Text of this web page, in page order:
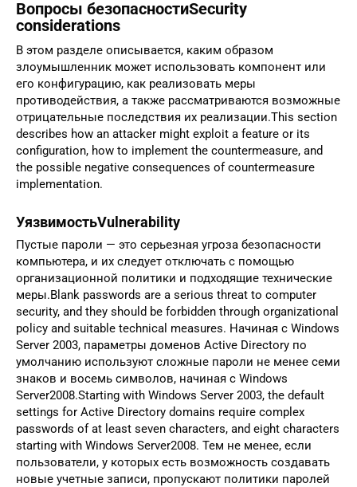
Вопросы безопасностиSecurity
considerations
В этом разделе описывается, каким образом
злоумышленник может использовать компонент или
его конфигурацию, как реализовать меры
противодействия, а также рассматриваются возможные
отрицательные последствия их реализации.This section
describes how an attacker might exploit a feature or its
configuration, how to implement the countermeasure, and
the possible negative consequences of countermeasure
implementation.
УязвимостьVulnerability
Пустые пароли — это серьезная угроза безопасности
компьютера, и их следует отключать с помощью
организационной политики и подходящие технические
меры.Blank passwords are a serious threat to computer
security, and they should be forbidden through organizational
policy and suitable technical measures. Начиная с Windows
Server 2003, параметры доменов Active Directory по
умолчанию используют сложные пароли не менее семи
знаков и восемь символов, начиная с Windows
Server2008.Starting with Windows Server 2003, the default
settings for Active Directory domains require complex
passwords of at least seven characters, and eight characters
starting with Windows Server2008. Тем не менее, если
пользователи, у которых есть возможность создавать
новые учетные записи, пропускают политики паролей